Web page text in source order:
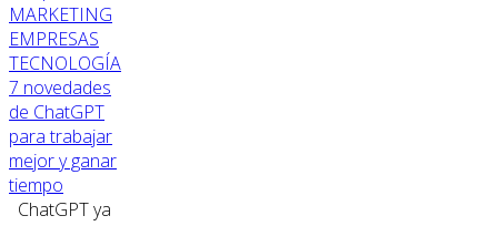
MARKETING
EMPRESAS
TECNOLOGÍA
7 novedades
de ChatGPT
para trabajar
mejor y ganar
tiempo
ChatGPT ya